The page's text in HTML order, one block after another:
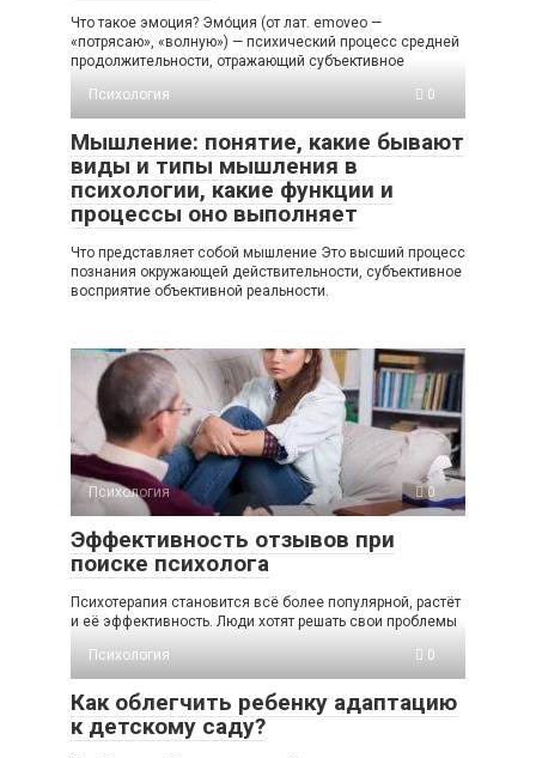
Что такое эмоция? Эмо́ция (от лат. emoveo —
«потрясаю», «волную») — психический процесс средней
продолжительности, отражающий субъективное
Психология
0
Мышление: понятие, какие бывают
виды и типы мышления в
психологии, какие функции и
процессы оно выполняет
Что представляет собой мышление Это высший процесс
познания окружающей действительности, субъективное
восприятие объективной реальности.
Психология 0
Эффективность отзывов при
поиске психолога
Психотерапия становится всё более популярной, растёт
и её эффективность. Люди хотят решать свои проблемы
Психология
0
Как облегчить ребенку адаптацию
к детскому саду?